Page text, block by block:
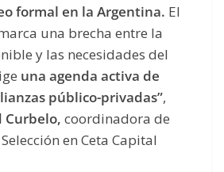
formal en la Argentina. El
una brecha entre la
y las necesidades del
una agenda activa de
público-privadas”,
Curbelo, coordinadora de
en Ceta Capital